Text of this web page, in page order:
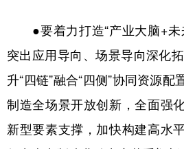
●要着力打造“产业大脑+未
突出应用导向、场景导向深化
升“四链”融合“四侧”协同资源
制造全场景开放创新，全面强
新型要素支撑，加快构建高水